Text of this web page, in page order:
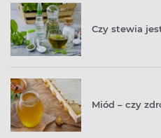
Czy stewia
Miód – czy